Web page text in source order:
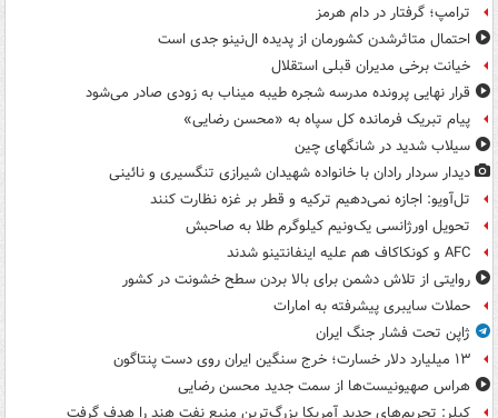
ترامپ؛ گرفتار در دام هرمز
احتمال متاثرشدن کشورمان از پدیده ال‌نینو جدی است
خیانت برخی مدیران قبلی استقلال
قرار نهایی پرونده مدرسه شجره طیبه میناب به زودی صادر می‌شود
پیام تبریک فرمانده کل سپاه به «محسن رضایی»
سیلاب شدید در شانگهای چین
دیدار سردار رادان با خانواده‌ شهیدان شیرازی تنگسیری و نائینی
تل‌آویو: اجازه نمی‌دهیم ترکیه و قطر بر غزه نظارت کنند
تحویل اورژانسی یک‌ونیم کیلوگرم طلا به صاحبش
AFC و کونکاکاف هم علیه اینفانتینو شدند
روایتی از تلاش دشمن برای بالا بردن سطح خشونت در کشور
حملات سایبری پیشرفته به امارات
ژاپن تحت فشار جنگ ایران
۱۳ میلیارد دلار خسارت؛ خرج سنگین ایران روی دست پنتاگون
هراس صهیونیست‌ها از سمت جدید محسن رضایی
کپلر: تحریم‌های جدید آمریکا بزرگ‌ترین منبع نفت هند را هدف گرفت